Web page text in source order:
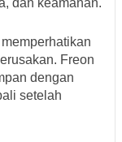
dan keamanan.
Freon
dengan
setelah